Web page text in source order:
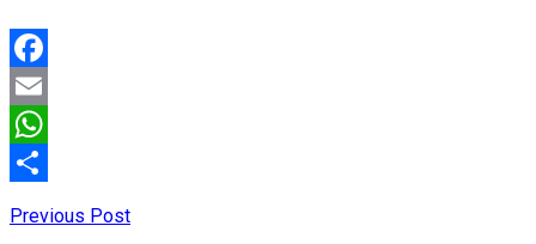
Facebook
Email
WhatsApp
Previous Post